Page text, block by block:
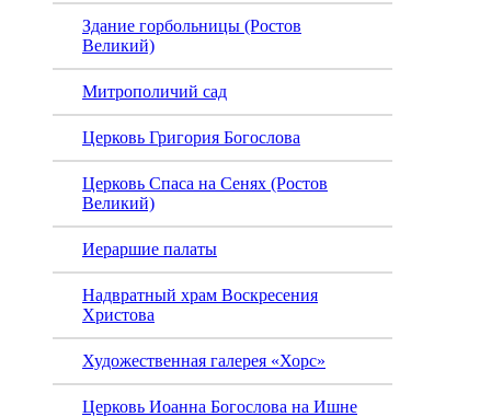
Здание горбольницы (Ростов
Великий)
Митрополичий сад
Церковь Григория Богослова
Церковь Спаса на Сенях (Ростов
Великий)
Иераршие палаты
Надвратный храм Воскресения
Христова
Художественная галерея «Хорс»
Церковь Иоанна Богослова на Ишне